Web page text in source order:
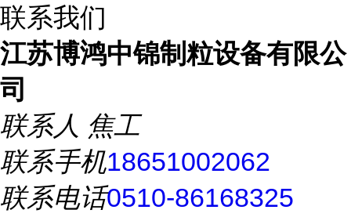
联系我们
江苏博鸿中锦制粒设备有限公
司
联系人 焦工
联系手机18651002062
联系电话0510-86168325